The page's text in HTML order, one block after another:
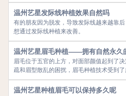
温州艺星发际线种植效果自然吗
有的朋友因为脱发，导致发际线越来越靠
想通过发际线种植来改善。
温州艺星眉毛种植——拥有自然永久
眉毛位于五官的上方，对面部颜值起到了
疏和眉型散乱的困扰，眉毛种植技术受到
温州艺星种植眉毛可以保持多久呢